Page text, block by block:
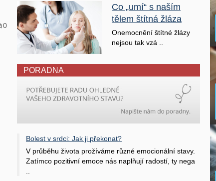
0
Co „umí“ s naším
tělem štítná žláza
Onemocnění štítné žlázy
nejsou tak vzá ..
PORADNA
Bolest v srdci: Jak ji překonat?
V průběhu života prožíváme různé emocionální stavy.
Zatímco pozitivní emoce nás naplňují radostí, ty nega
..